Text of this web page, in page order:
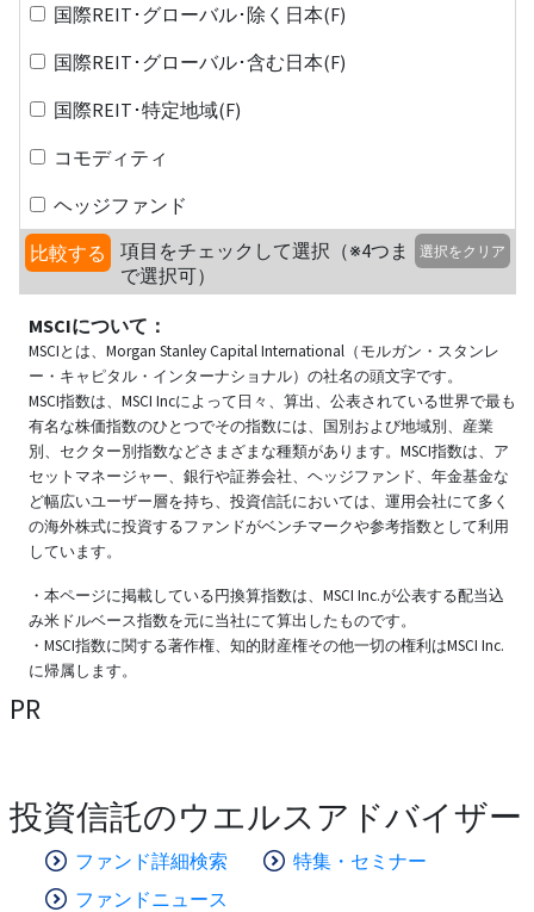
国際REIT･グローバル･除く日本(F)
国際REIT･グローバル･含む日本(F)
国際REIT･特定地域(F)
コモディティ
ヘッジファンド
比較する
項目をチェックして選択（※4つま
で選択可）
選択をクリア
MSCIについて：
MSCIとは、Morgan Stanley Capital International（モルガン・スタンレ
ー・キャピタル・インターナショナル）の社名の頭文字です。
MSCI指数は、MSCI Incによって日々、算出、公表されている世界で最も
有名な株価指数のひとつでその指数には、国別および地域別、産業
別、セクター別指数などさまざまな種類があります。MSCI指数は、ア
セットマネージャー、銀行や証券会社、ヘッジファンド、年金基金な
ど幅広いユーザー層を持ち、投資信託においては、運用会社にて多く
の海外株式に投資するファンドがベンチマークや参考指数として利用
しています。
・本ページに掲載している円換算指数は、MSCI Inc.が公表する配当込
み米ドルベース指数を元に当社にて算出したものです。
・MSCI指数に関する著作権、知的財産権その他一切の権利はMSCI Inc.
に帰属します。
PR
投資信託のウエルスアドバイザー
ファンド詳細検索
特集・セミナー
ファンドニュース